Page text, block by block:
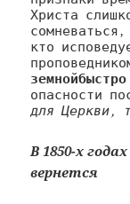
Христа
кто
опасности
для Церкви,
В 1850-х
вернется